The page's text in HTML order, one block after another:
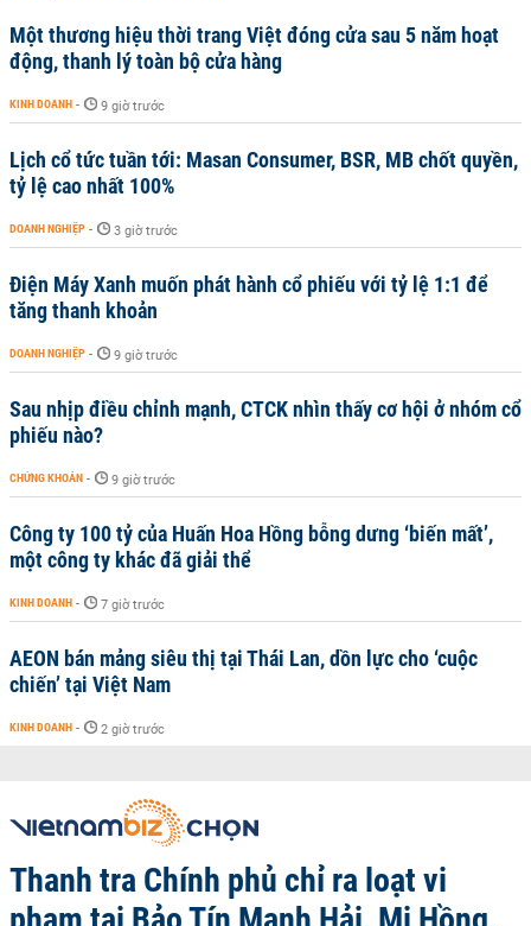
Một thương hiệu thời trang Việt đóng cửa sau 5 năm hoạt
động, thanh lý toàn bộ cửa hàng
KINH DOANH - 9 giờ trước
Lịch cổ tức tuần tới: Masan Consumer, BSR, MB chốt quyền,
tỷ lệ cao nhất 100%
DOANH NGHIỆP - 3 giờ trước
Điện Máy Xanh muốn phát hành cổ phiếu với tỷ lệ 1:1 để
tăng thanh khoản
DOANH NGHIỆP - 9 giờ trước
Sau nhịp điều chỉnh mạnh, CTCK nhìn thấy cơ hội ở nhóm cổ
phiếu nào?
CHỨNG KHOÁN - 9 giờ trước
Công ty 100 tỷ của Huấn Hoa Hồng bỗng dưng ‘biến mất’,
một công ty khác đã giải thể
KINH DOANH - 7 giờ trước
AEON bán mảng siêu thị tại Thái Lan, dồn lực cho ‘cuộc
chiến’ tại Việt Nam
KINH DOANH - 2 giờ trước
Thanh tra Chính phủ chỉ ra loạt vi